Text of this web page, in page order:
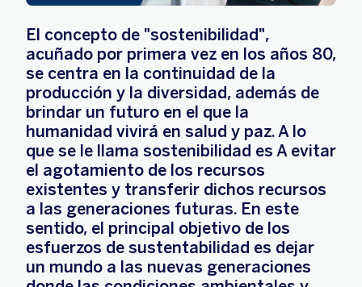
El concepto de "sostenibilidad",
acuñado por primera vez en los años 80,
se centra en la continuidad de la
producción y la diversidad, además de
brindar un futuro en el que la
humanidad vivirá en salud y paz. A lo
que se le llama sostenibilidad es A evitar
el agotamiento de los recursos
existentes y transferir dichos recursos
a las generaciones futuras. En este
sentido, el principal objetivo de los
esfuerzos de sustentabilidad es dejar
un mundo a las nuevas generaciones